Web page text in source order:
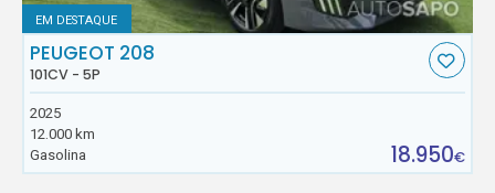
EM DESTAQUE
PEUGEOT 208
101CV - 5P
2025
12.000 km
Gasolina
18.950€